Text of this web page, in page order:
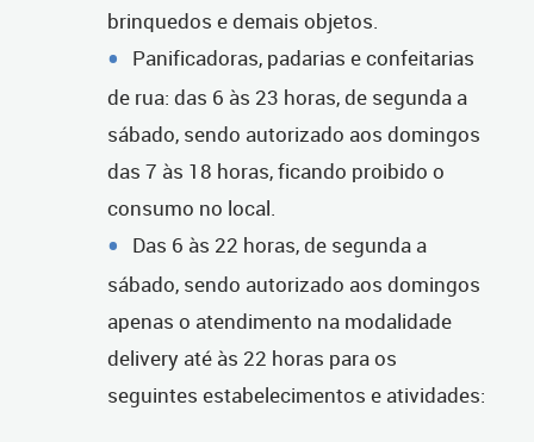
brinquedos e demais objetos.
Panificadoras, padarias e confeitarias
de rua: das 6 às 23 horas, de segunda a
sábado, sendo autorizado aos domingos
das 7 às 18 horas, ficando proibido o
consumo no local.
Das 6 às 22 horas, de segunda a
sábado, sendo autorizado aos domingos
apenas o atendimento na modalidade
delivery até às 22 horas para os
seguintes estabelecimentos e atividades: